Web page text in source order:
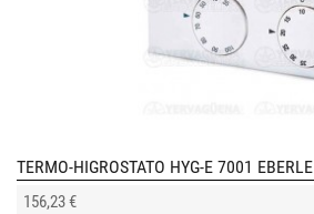
TERMO-HIGROSTATO HYG-E 7001 EBERLE
156,23 €